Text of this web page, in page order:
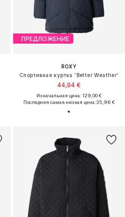
ПРЕДЛОЖЕНИЕ
ROXY
Спортивная куртка 'Better Weather'
44,94 €
Изначальная цена: 129,00 €
Последняя самая низкая цена:35,96 €